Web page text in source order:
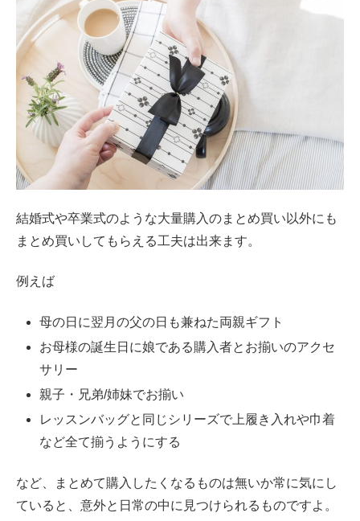
結婚式や卒業式のような大量購入のまとめ買い以外にも
まとめ買いしてもらえる工夫は出来ます。
例えば
母の日に翌月の父の日も兼ねた両親ギフト
お母様の誕生日に娘である購入者とお揃いのアクセ
サリー
親子・兄弟/姉妹でお揃い
レッスンバッグと同じシリーズで上履き入れや巾着
など全て揃うようにする
など、まとめて購入したくなるものは無いか常に気にし
ていると、意外と日常の中に見つけられるものですよ。